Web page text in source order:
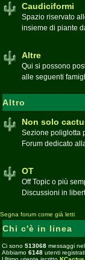
appartenenti alla
Caudiciformi
Spazio riservato
insieme di piante
Altre
Qui si possono
alle seguenti
Sansevieria;
Coleus e
Peperomia (solo
Geraniaceae gen.
Talinum,
Altro
Non solo
Sezione poliglotta
Forum dedicato
OT
Off Topic o più
Discussioni in
Segna forum come già letti
Chi c'è in linea
Ci sono 513068 messaggi
Abbiamo 6148 utenti registrati